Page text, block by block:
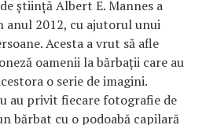
știință Albert E. Mannes a
anul 2012, cu ajutorul unui
Acesta a vrut să afle
oamenii la bărbații care au
o serie de imagini.
au privit fiecare fotografie de
bărbat cu o podoabă capilară